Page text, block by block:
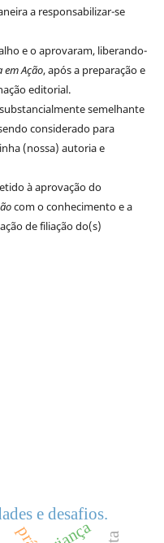
a responsabilizar-se
e o aprovaram, liberando-
em Ação, após a preparação e
editorial.
semelhante
considerado para
(nossa) autoria e
à aprovação do
com o conhecimento e a
de filiação do(s)
e desafios.